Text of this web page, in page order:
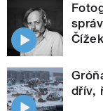
Čížek
dřív,